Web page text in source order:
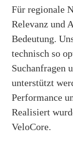
Für regionale
Relevanz und
Bedeutung.
technisch so
Suchanfragen
unterstützt
Performance
Realisiert
VeloCore.